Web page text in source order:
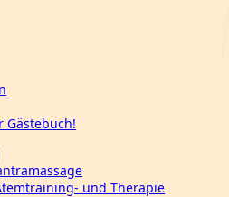
Gästebuch!
und Therapie